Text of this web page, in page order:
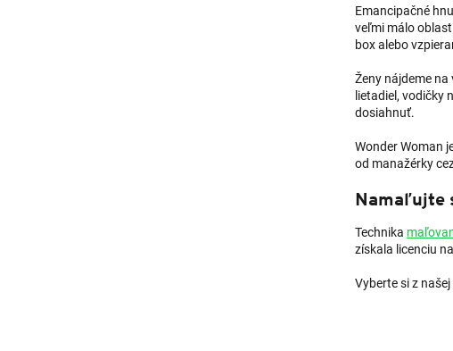
Emancipačné
veľmi málo
box alebo
Ženy nájdeme
lietadiel, vodičky
dosiahnuť.
Wonder Woman
od manažérky
Namaľujte
Technika
získala licenciu na
Vyberte si z